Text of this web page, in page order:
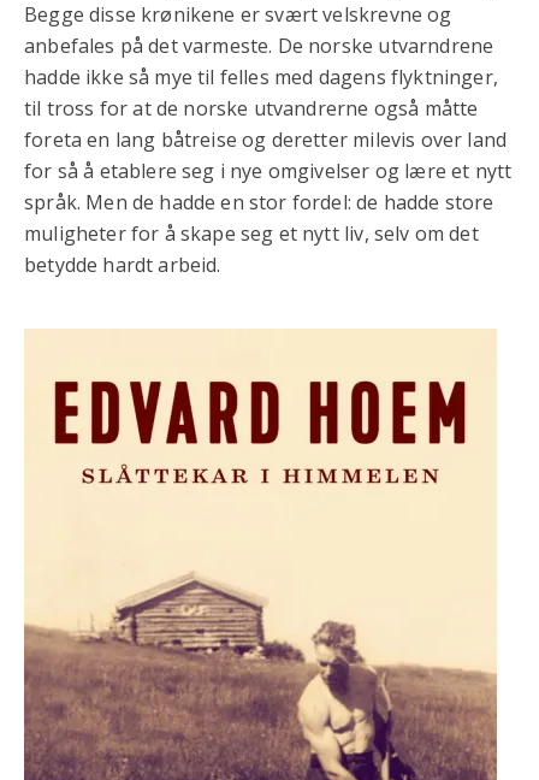
Begge disse krønikene er svært velskrevne og
anbefales på det varmeste. De norske utvarndrene
hadde ikke så mye til felles med dagens flyktninger,
til tross for at de norske utvandrerne også måtte
foreta en lang båtreise og deretter milevis over land
for så å etablere seg i nye omgivelser og lære et nytt
språk. Men de hadde en stor fordel: de hadde store
muligheter for å skape seg et nytt liv, selv om det
betydde hardt arbeid.